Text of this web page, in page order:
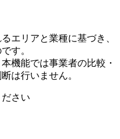
エリアと業種に基づき、
す。
機能では事業者の比較・
は行いません。
さい